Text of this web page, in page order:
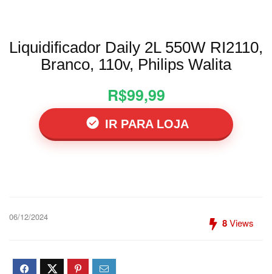
Liquidificador Daily 2L 550W RI2110,
Branco, 110v, Philips Walita
R$99,99
IR PARA LOJA
06/12/2024 8Views